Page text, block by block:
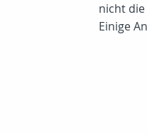
nicht
Einige